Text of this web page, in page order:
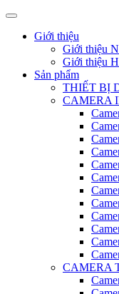
Giới thiệu
Giới thiệu
Giới thiệu
Sản phẩm
THIẾT BỊ
CAMERA
CAMERA